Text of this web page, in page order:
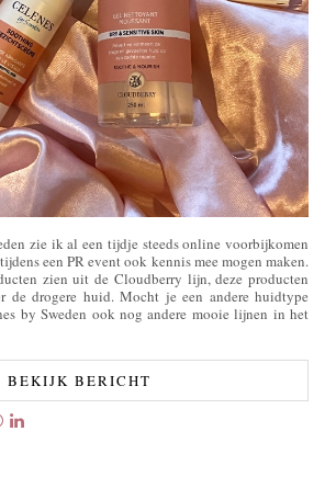
zie ik al een tijdje steeds online voorbijkomen
een PR event ook kennis mee mogen maken.
zien uit de Cloudberry lijn, deze producten
de drogere huid. Mocht je een andere huidtype
by Sweden ook nog andere mooie lijnen in het
BEKIJK BERICHT